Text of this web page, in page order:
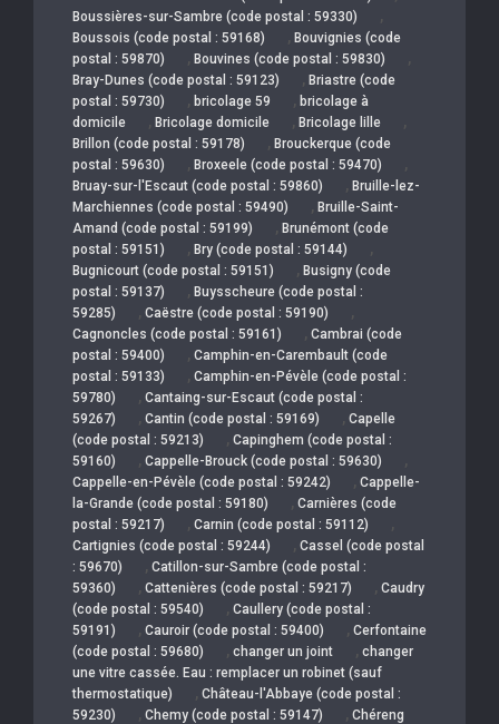
Boussières-sur-Sambre (code postal : 59330) ,
Boussois (code postal : 59168) , Bouvignies (code
postal : 59870)
, Bouvines (code postal : 59830) ,
Bray-Dunes (code postal : 59123) , Briastre (code
postal : 59730)
, bricolage 59 , bricolage à
domicile
, Bricolage domicile , Bricolage lille ,
Brillon (code postal : 59178) , Brouckerque (code
postal : 59630)
, Broxeele (code postal : 59470) ,
Bruay-sur-l'Escaut (code postal : 59860) , Bruille-lez-
Marchiennes (code postal : 59490)
, Bruille-Saint-
Amand (code postal : 59199)
, Brunémont (code
postal : 59151)
, Bry (code postal : 59144) ,
Bugnicourt (code postal : 59151) , Busigny (code
postal : 59137)
, Buysscheure (code postal :
59285)
, Caëstre (code postal : 59190) ,
Cagnoncles (code postal : 59161) , Cambrai (code
postal : 59400)
, Camphin-en-Carembault (code
postal : 59133)
, Camphin-en-Pévèle (code postal :
59780)
, Cantaing-sur-Escaut (code postal :
59267)
, Cantin (code postal : 59169) , Capelle
(code postal : 59213)
, Capinghem (code postal :
59160)
, Cappelle-Brouck (code postal : 59630) ,
Cappelle-en-Pévèle (code postal : 59242) , Cappelle-
la-Grande (code postal : 59180)
, Carnières (code
postal : 59217)
, Carnin (code postal : 59112) ,
Cartignies (code postal : 59244) , Cassel (code postal
: 59670)
, Catillon-sur-Sambre (code postal :
59360)
, Cattenières (code postal : 59217) , Caudry
(code postal : 59540)
, Caullery (code postal :
59191)
, Cauroir (code postal : 59400) , Cerfontaine
(code postal : 59680)
, changer un joint , changer
une vitre cassée. Eau : remplacer un robinet (sauf
thermostatique)
, Château-l'Abbaye (code postal :
59230)
, Chemy (code postal : 59147) , Chéreng